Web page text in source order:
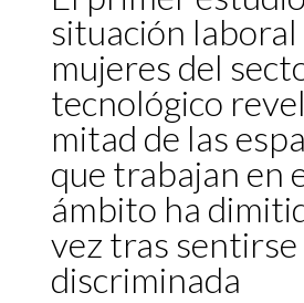
situación laboral
mujeres del
tecnológico
mitad de las
que trabajan en
ámbito ha
vez tras sentirse
discriminada